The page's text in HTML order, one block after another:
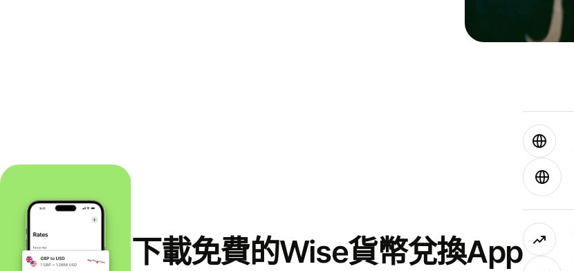
下載免費的Wise貨幣兌換App